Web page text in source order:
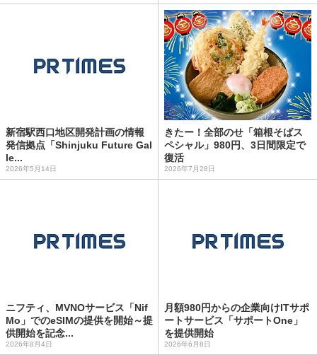
新宿駅西口地区開発計画の情報
発信拠点「Shinjuku Future Gal
le...
2026年5月14日
きたー！全部のせ「箱根そばス
ペシャル」980円、3日間限定で
復活
2026年7月28日
ニフティ、MVNOサービス「Nif
Mo」でのeSIMの提供を開始～提
供開始を記念...
2026年8月4日
月額980円からの企業向けITサポ
ートサービス「サポートOne」
を提供開始
2026年6月8日